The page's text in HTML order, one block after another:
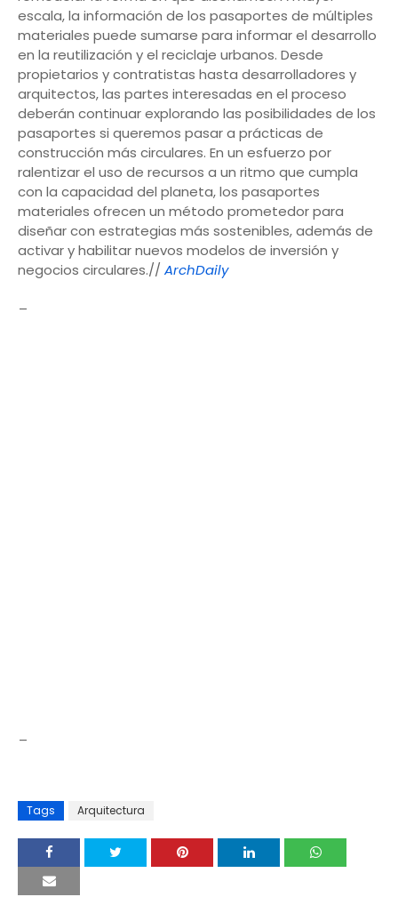
escala, la información de los pasaportes de múltiples
materiales puede sumarse para informar el desarrollo
en la reutilización y el reciclaje urbanos. Desde
propietarios y contratistas hasta desarrolladores y
arquitectos, las partes interesadas en el proceso
deberán continuar explorando las posibilidades de los
pasaportes si queremos pasar a prácticas de
construcción más circulares. En un esfuerzo por
ralentizar el uso de recursos a un ritmo que cumpla
con la capacidad del planeta, los pasaportes
materiales ofrecen un método prometedor para
diseñar con estrategias más sostenibles, además de
activar y habilitar nuevos modelos de inversión y
negocios circulares.// ArchDaily
Tags Arquitectura